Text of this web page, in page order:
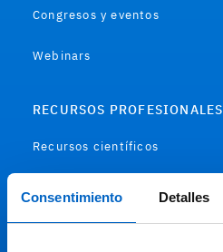
Consentimiento Detalles
Congresos y eventos
Webinars
RECURSOS PROFESIONALES
Recursos científicos
Audiovisual